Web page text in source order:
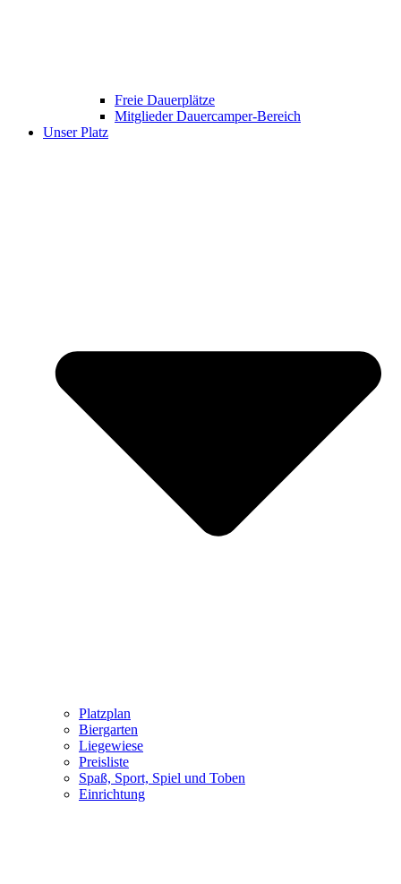
Freie Dauerplätze
Mitglieder Dauercamper-Bereich
Unser Platz
Platzplan
Biergarten
Liegewiese
Preisliste
Spaß, Sport, Spiel und Toben
Einrichtung